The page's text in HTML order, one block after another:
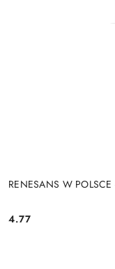
RENESANS W
Cena:
4.77